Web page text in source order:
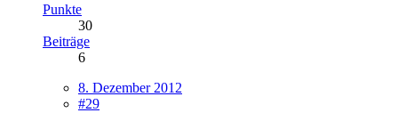
Punkte
30
Beiträge
6
8. Dezember 2012
#29